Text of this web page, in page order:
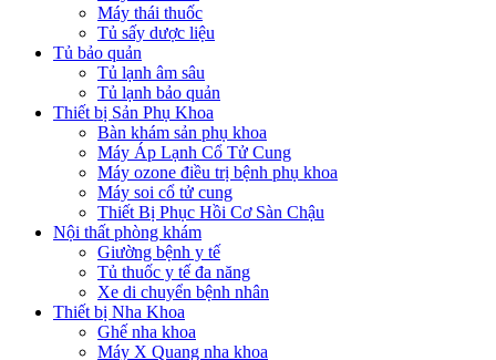
Máy thái thuốc
Tủ sấy dược liệu
Tủ bảo quản
Tủ lạnh âm sâu
Tủ lạnh bảo quản
Thiết bị Sản Phụ Khoa
Bàn khám sản phụ khoa
Máy Áp Lạnh Cổ Tử Cung
Máy ozone điều trị bệnh phụ khoa
Máy soi cổ tử cung
Thiết Bị Phục Hồi Cơ Sàn Chậu
Nội thất phòng khám
Giường bệnh y tế
Tủ thuốc y tế đa năng
Xe di chuyển bệnh nhân
Thiết bị Nha Khoa
Ghế nha khoa
Máy X Quang nha khoa